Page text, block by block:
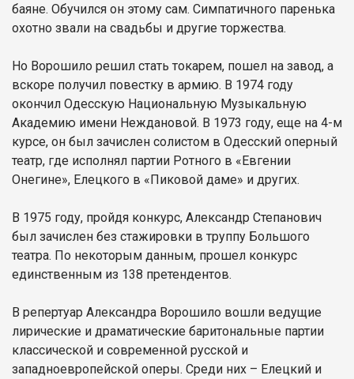
баяне. Обучился он этому сам. Симпатичного паренька
охотно звали на свадьбы и другие торжества.
Но Ворошило решил стать токарем, пошел на завод, а
вскоре получил повестку в армию. В 1974 году
окончил Одесскую Национальную Музыкальную
Академию имени Неждановой. В 1973 году, еще на 4-м
курсе, он был зачислен солистом в Одесский оперный
театр, где исполнял партии Ротного в «Евгении
Онегине», Елецкого в «Пиковой даме» и других.
В 1975 году, пройдя конкурс, Александр Степанович
был зачислен без стажировки в труппу Большого
театра. По некоторым данным, прошел конкурс
единственным из 138 претендентов.
В репертуар Александра Ворошило вошли ведущие
лирические и драматические баритональные партии
классической и современной русской и
западноевропейской оперы. Среди них – Елецкий и